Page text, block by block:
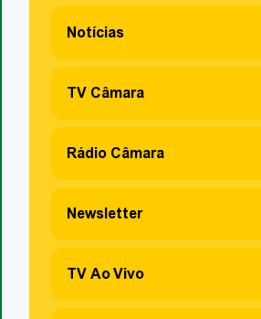
Notícias
TV Câmara
Rádio Câmara
Newsletter
TV Ao Vivo